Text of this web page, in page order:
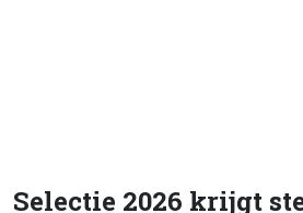
Selectie 2026 krijgt